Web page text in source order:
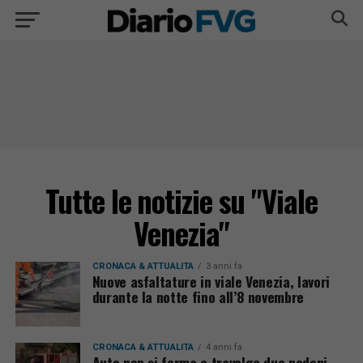
Tutte le notizie su "Viale
Venezia"
CRONACA & ATTUALITÀ 3 anni fa
Nuove asfaltature in viale Venezia, lavori
durante la notte fino all’8 novembre
CRONACA & ATTUALITÀ 4 anni fa